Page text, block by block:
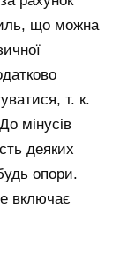
що можна
т. к.
мінусів
деяких
опори.
включає